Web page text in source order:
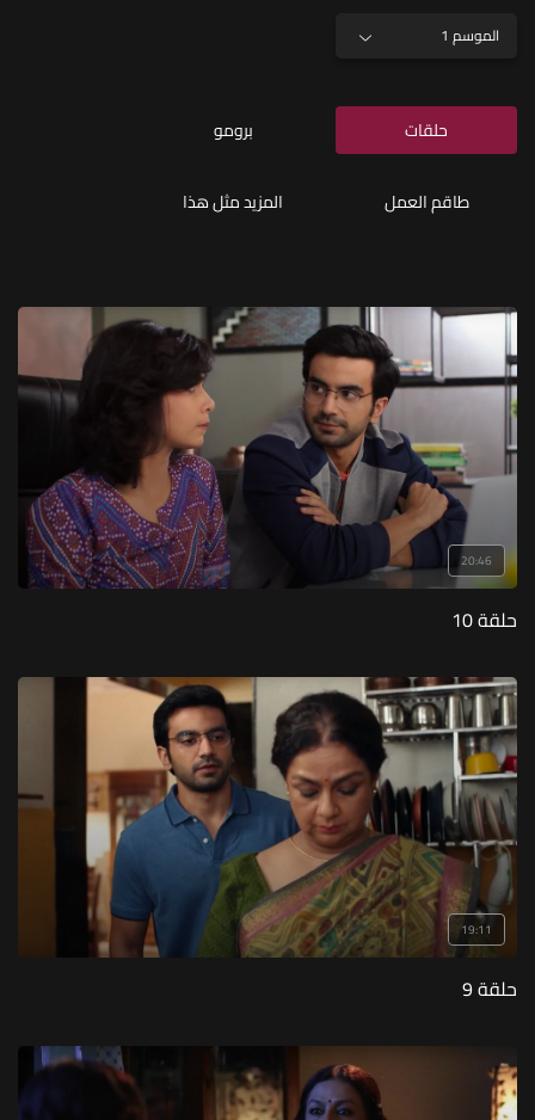
الموسم 1
حلقات برومو
طاقم العمل المزيد مثل هذا
20:46
حلقة 10
19:11
حلقة 9